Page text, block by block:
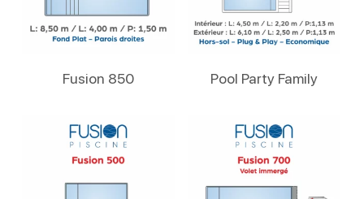
Fusion 850 Pool Party Family